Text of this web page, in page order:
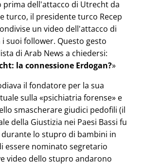
prima dell'attacco di Utrecht da
turco, il presidente turco Recep
un video dell'attacco di
suoi follower. Questo gesto
di Arab News a chiedersi:
la connessione Erdogan?
il fondatore per la sua
sulla
psichiatria forense e
smascherare giudici pedofili (il
della Giustizia nei Paesi Bassi fu
lo stupro di bambini in
essere nominato segretario
video dello stupro andarono